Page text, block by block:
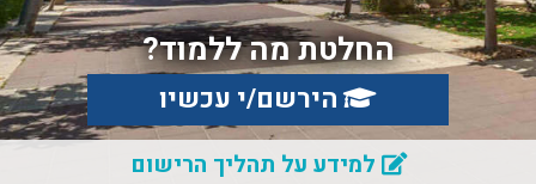
החלטת מה ללמוד?
הירשם/י עכשיו
למידע על תהליך הרישום